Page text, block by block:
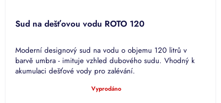
Sud na dešťovou vodu ROTO 120
Moderní designový sud na vodu o objemu 120 litrů v
barvě umbra - imituje vzhled dubového sudu. Vhodný k
akumulaci dešťové vody pro zalévání.
Vyprodáno